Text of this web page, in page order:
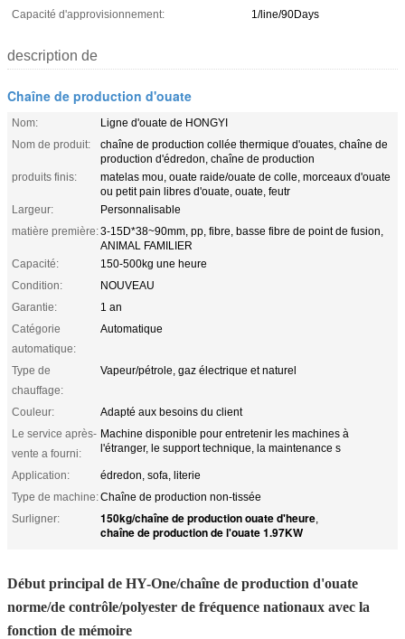
Capacité d'approvisionnement:
1/line/90Days
description de
Chaîne de production d'ouate
Nom:
Ligne d'ouate de HONGYI
Nom de produit:
chaîne de production collée thermique d'ouates, chaîne de
production d'édredon, chaîne de production
produits finis:
matelas mou, ouate raide/ouate de colle, morceaux d'ouate
ou petit pain libres d'ouate, ouate, feutr
Largeur:
Personnalisable
matière première:3-15D*38~90mm, pp, fibre, basse fibre de point de fusion,
ANIMAL FAMILIER
Capacité:
150-500kg une heure
Condition:
NOUVEAU
Garantie:
1 an
Catégorie
automatique:
Automatique
Type de
chauffage:
Vapeur/pétrole, gaz électrique et naturel
Couleur:
Adapté aux besoins du client
Le service après-
vente a fourni:
Machine disponible pour entretenir les machines à
l'étranger, le support technique, la maintenance s
Application:
édredon, sofa, literie
Type de machine:Chaîne de production non-tissée
Surligner:
150kg/chaîne de production ouate d'heure,
chaîne de production de l'ouate 1.97KW
Début principal de HY-One/chaîne de production d'ouate
norme/de contrôle/polyester de fréquence nationaux avec la
fonction de mémoire